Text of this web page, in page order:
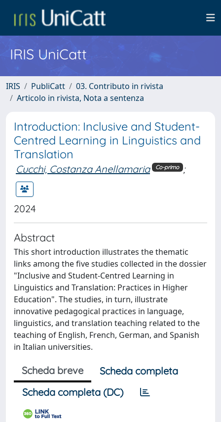
IRIS UniCatt
IRIS PubliCatt
03. Contributo in rivista
Articolo in rivista, Nota a sentenza
Introduction: Inclusive and Student-
Centred Learning in Linguistics and
Translation
Cucchi, Costanza Anellamaria Co-primo ;
2024
Abstract
This short introduction illustrates the thematic
links among the five studies collected in the dossier
"Inclusive and Student-Centred Learning in
Linguistics and Translation: Practices in Higher
Education". The studies, in turn, illustrate
innovative pedagogical practices in language,
linguistics, and translation teaching related to the
teaching of English, French, German, and Spanish
in Italian universities.
Scheda breve
Scheda completa
Scheda completa (DC)